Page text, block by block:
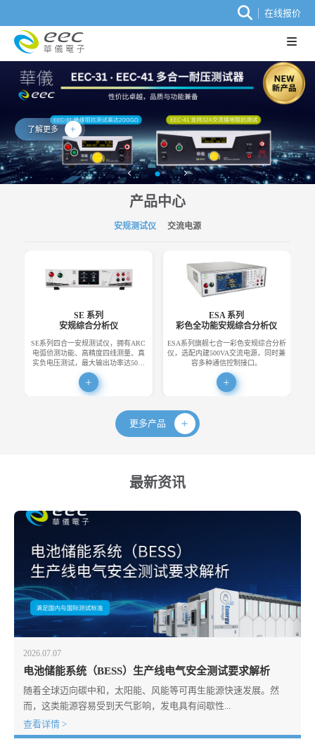
在线报价
了解更多
产品中心
安规测试仪 交流电源
SE 系列
安规综合分析仪
SE系列四合一安规测试仪，拥有ARC
电弧侦测功能、高精度四线测量、真
实负电压测试，最大输出功率达50…
ESA 系列
彩色全功能安规综合分析仪
ESA系列旗舰七合一彩色安规综合分析
仪，选配内建500VA交流电源，同时兼
容多种通信控制接口。
更多产品
最新资讯
2026.07.07
电池储能系统（BESS）生产线电气安全测试要求解析
随着全球迈向碳中和，太阳能、风能等可再生能源快速发展。然
而，这类能源容易受到天气影响，发电具有间歇性...
查看详情 >